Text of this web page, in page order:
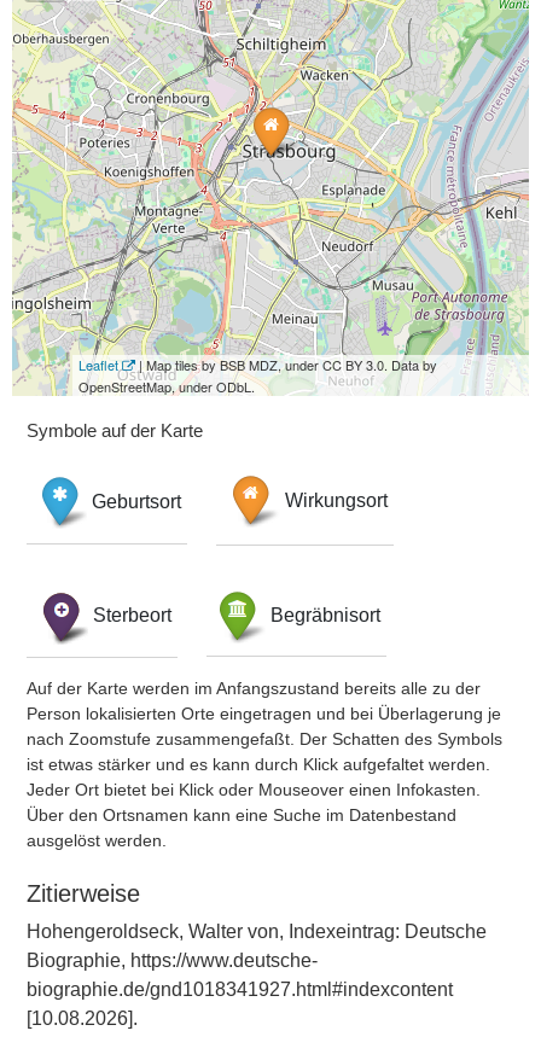
Leaflet
| Map tiles by BSB MDZ, under CC BY 3.0. Data by
OpenStreetMap, under ODbL.
Symbole auf der Karte
Geburtsort Wirkungsort
Sterbeort Begräbnisort
Auf der Karte werden im Anfangszustand bereits alle zu der
Person lokalisierten Orte eingetragen und bei Überlagerung je
nach Zoomstufe zusammengefaßt. Der Schatten des Symbols
ist etwas stärker und es kann durch Klick aufgefaltet werden.
Jeder Ort bietet bei Klick oder Mouseover einen Infokasten.
Über den Ortsnamen kann eine Suche im Datenbestand
ausgelöst werden.
Zitierweise
Hohengeroldseck, Walter von, Indexeintrag: Deutsche
Biographie, https://www.deutsche-
biographie.de/gnd1018341927.html#indexcontent
[10.08.2026].